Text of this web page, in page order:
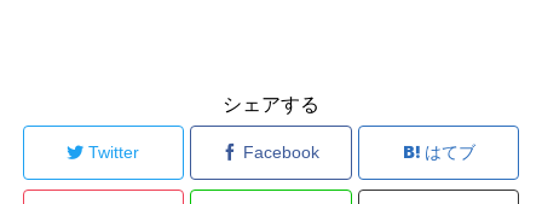
シェアする
Twitter Facebook はてブ